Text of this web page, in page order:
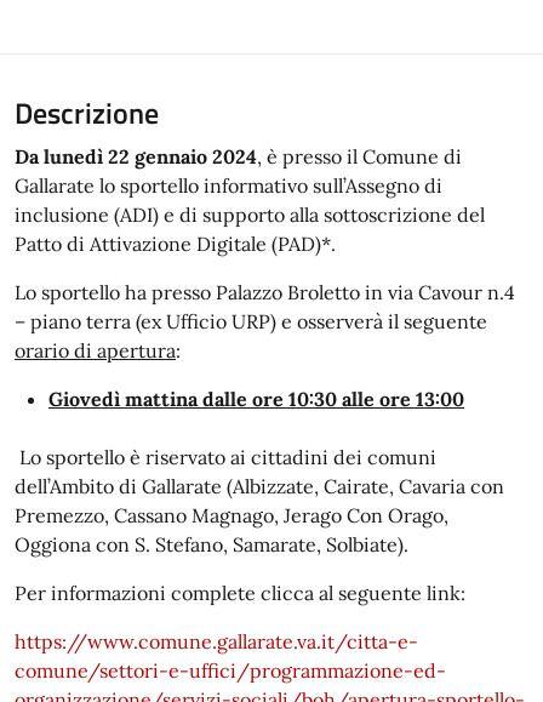
Descrizione
Da lunedì 22 gennaio 2024, è presso il Comune di
Gallarate lo sportello informativo sull’Assegno di
inclusione (ADI) e di supporto alla sottoscrizione del
Patto di Attivazione Digitale (PAD)*.
Lo sportello ha presso Palazzo Broletto in via Cavour n.4
– piano terra (ex Ufficio URP) e osserverà il seguente
orario di apertura:
Giovedì mattina dalle ore 10:30 alle ore 13:00
Lo sportello è riservato ai cittadini dei comuni
dell’Ambito di Gallarate (Albizzate, Cairate, Cavaria con
Premezzo, Cassano Magnago, Jerago Con Orago,
Oggiona con S. Stefano, Samarate, Solbiate).
Per informazioni complete clicca al seguente link:
https://www.comune.gallarate.va.it/citta-e-
comune/settori-e-uffici/programmazione-ed-